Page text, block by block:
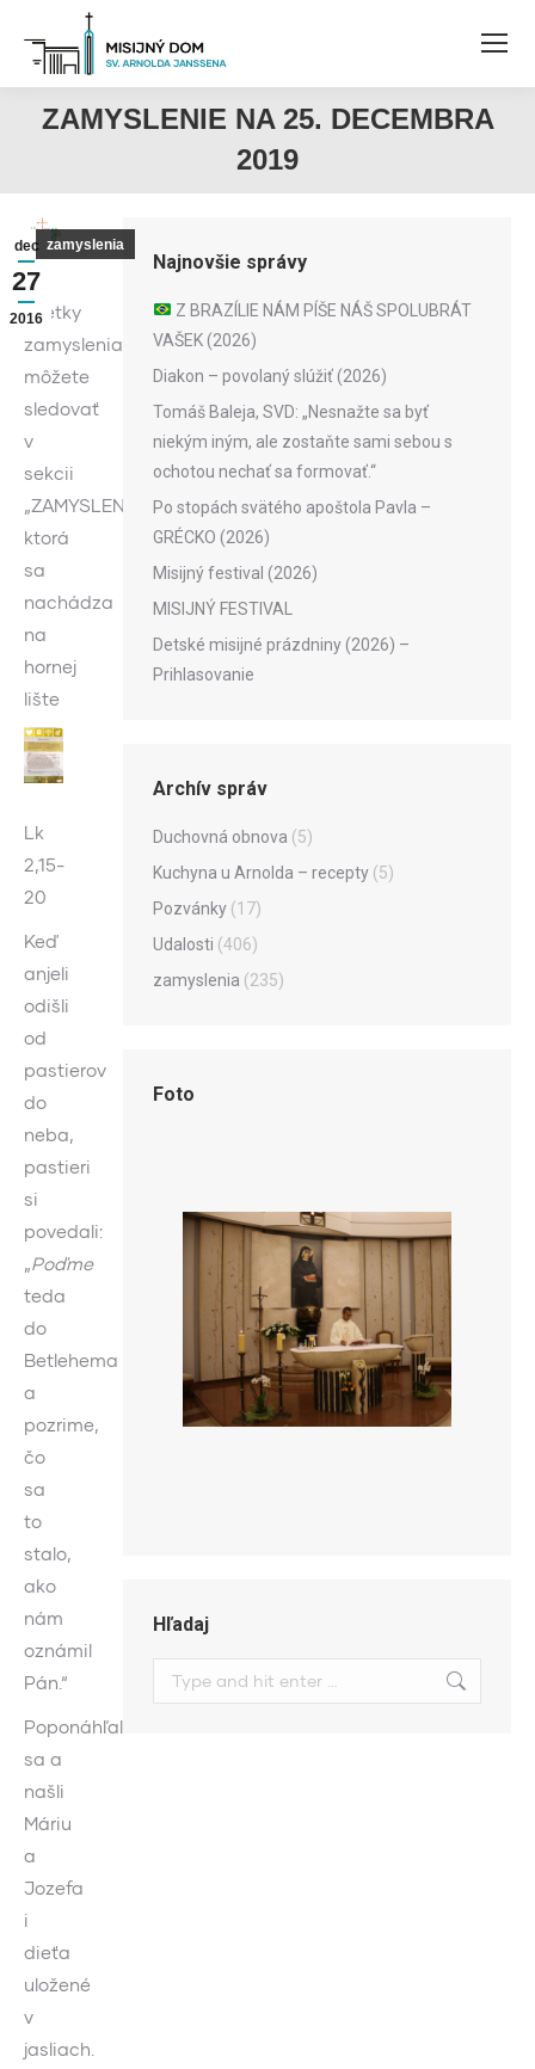
ZAMYSLENIE NA 25. DECEMBRA
2019
dec
27
2016
zamyslenia
Všetky
zamyslenia
môžete
sledovať
v
sekcii
„ZAMYSLENIA“,
ktorá
sa
nachádza
na
hornej
lište
Lk
2,15-
20
Keď
anjeli
odišli
od
pastierov
do
neba,
pastieri
si
povedali:
„Poďme
teda
do
Betlehema
a
pozrime,
čo
sa
to
stalo,
ako
nám
oznámil
Pán.“
Poponáhľali
sa a
našli
Máriu
a
Jozefa
i
dieťa
uložené
v
jasliach.
Najnovšie správy
Z BRAZÍLIE NÁM PÍŠE NÁŠ SPOLUBRÁT
VAŠEK (2026)
Diakon – povolaný slúžiť (2026)
Tomáš Baleja, SVD: „Nesnažte sa byť
niekým iným, ale zostaňte sami sebou s
ochotou nechať sa formovať.“
Po stopách svätého apoštola Pavla –
GRÉCKO (2026)
Misijný festival (2026)
MISIJNÝ FESTIVAL
Detské misijné prázdniny (2026) –
Prihlasovanie
Archív správ
Duchovná obnova (5)
Kuchyna u Arnolda – recepty (5)
Pozvánky (17)
Udalosti (406)
zamyslenia (235)
Foto
Hľadaj
Search: